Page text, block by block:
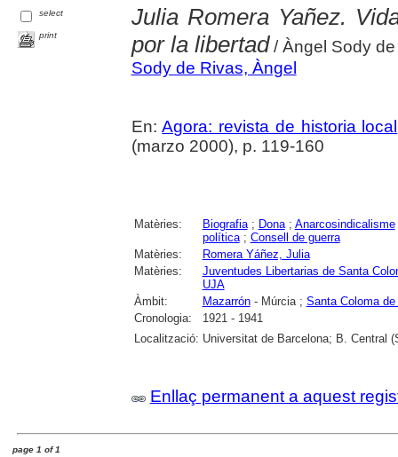
select
print
Julia Romera Yañez.
por la libertad/ Àngel Sody de
Sody de Rivas, Àngel
En:Agora: revista de historia local
(marzo 2000), p. 119-160
Matèries: Biografia; Dona; Anarcosindicalisme
política; Consell de guerra
Matèries:
Romera Yáñez, Julia
Matèries:
Juventudes Libertarias de Santa
UJA
Àmbit:
Mazarrón- Múrcia ; Santa Coloma
Cronologia:
1921 - 1941
Localització: Universitat de Barcelona; B. Central
Enllaç permanent a aquest
page 1 of 1